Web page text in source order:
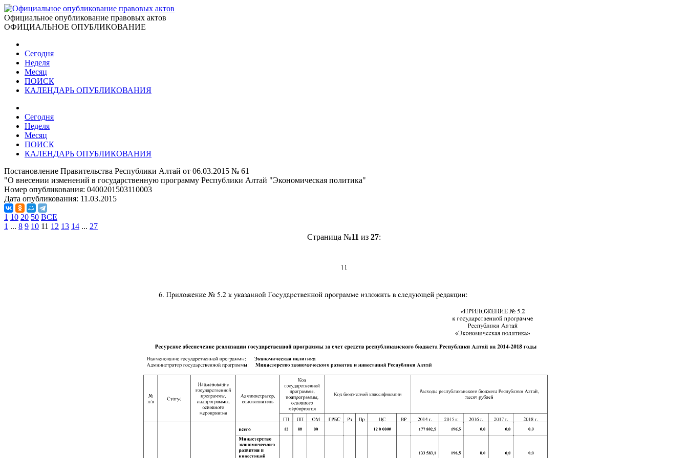
Официальное опубликование правовых актов
ОФИЦИАЛЬНОЕ ОПУБЛИКОВАНИЕ
Сегодня
Неделя
Месяц
ПОИСК
КАЛЕНДАРЬ ОПУБЛИКОВАНИЯ
Сегодня
Неделя
Месяц
ПОИСК
КАЛЕНДАРЬ ОПУБЛИКОВАНИЯ
Постановление Правительства Республики Алтай от 06.03.2015 № 61
"О внесении изменений в государственную программу Республики Алтай "Экономическая политика"
Номер опубликования: 0400201503110003
Дата опубликования: 11.03.2015
1 10 20 50 ВСЕ
1 ... 8 9 10 11 12 13 14 ... 27
Страница №11 из 27: